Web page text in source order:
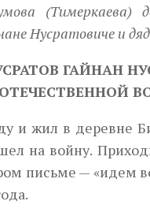
(Тимеркаева)
Нусратовиче и
ГАЙНАН
и жил в деревне
на войну.
письме — «идем